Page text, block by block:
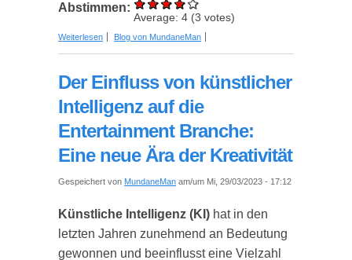
Abstimmen:
Average: 4 (3 votes)
Weiterlesen über Frankfurt after Five: Welche Begleitagentur
Blog von MundaneMan
Der Einfluss von künstlicher
Intelligenz auf die
Entertainment Branche:
Eine neue Ära der Kreativität
Gespeichert von MundaneMan am/um Mi, 29/03/2023 - 17:12
Künstliche Intelligenz (KI) hat in den
letzten Jahren zunehmend an Bedeutung
gewonnen und beeinflusst eine Vielzahl